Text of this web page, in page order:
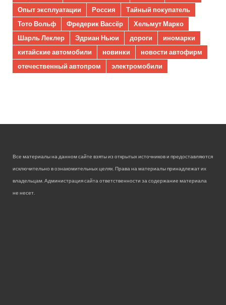
Опыт эксплуатации
Россия
Тайный покупатель
Тото Вольф
Фредерик Вассёр
Хельмут Марко
Шарль Леклер
Эдриан Ньюи дороги
иномарки
китайские автомобили
новинки
новости автофирм
отечественный автопром
электромобили
Все материалы на данном сайте взяты из открытых источников и предоставляются
исключительно в ознакомительных целях. Права на материалы принадлежат их
владельцам. Администрация сайта ответственности за содержание материала
не несет.